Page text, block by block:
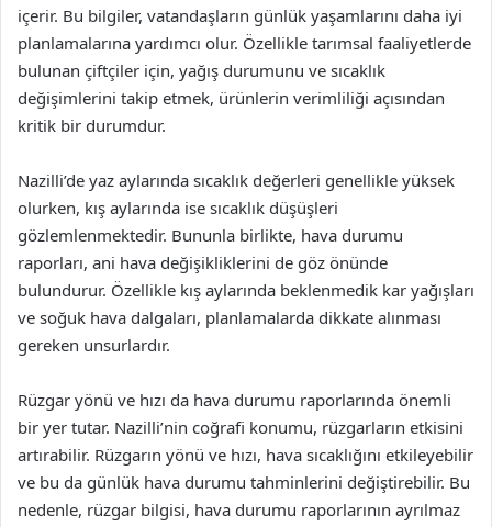
içerir. Bu bilgiler, vatandaşların günlük yaşamlarını daha iyi
planlamalarına yardımcı olur. Özellikle tarımsal faaliyetlerde
bulunan çiftçiler için, yağış durumunu ve sıcaklık
değişimlerini takip etmek, ürünlerin verimliliği açısından
kritik bir durumdur.
Nazilli’de yaz aylarında sıcaklık değerleri genellikle yüksek
olurken, kış aylarında ise sıcaklık düşüşleri
gözlemlenmektedir. Bununla birlikte, hava durumu
raporları, ani hava değişikliklerini de göz önünde
bulundurur. Özellikle kış aylarında beklenmedik kar yağışları
ve soğuk hava dalgaları, planlamalarda dikkate alınması
gereken unsurlardır.
Rüzgar yönü ve hızı da hava durumu raporlarında önemli
bir yer tutar. Nazilli’nin coğrafi konumu, rüzgarların etkisini
artırabilir. Rüzgarın yönü ve hızı, hava sıcaklığını etkileyebilir
ve bu da günlük hava durumu tahminlerini değiştirebilir. Bu
nedenle, rüzgar bilgisi, hava durumu raporlarının ayrılmaz